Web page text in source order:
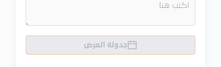
جدولة العرض